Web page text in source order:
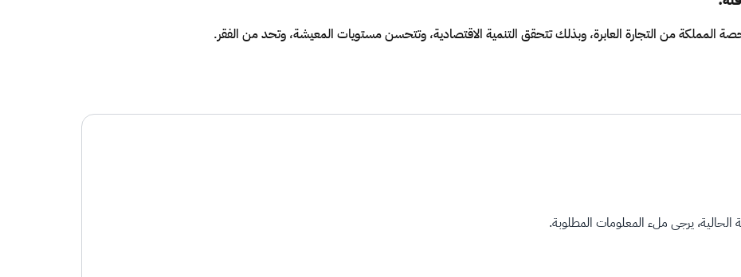
المملكة من التجارة العابرة، وبذلك تتحقق التنمية الاقتصادية، وتتحسن مستويات المعيشة، وتحد من الفقر.​
يرجى ملء المعلومات المطلوبة.